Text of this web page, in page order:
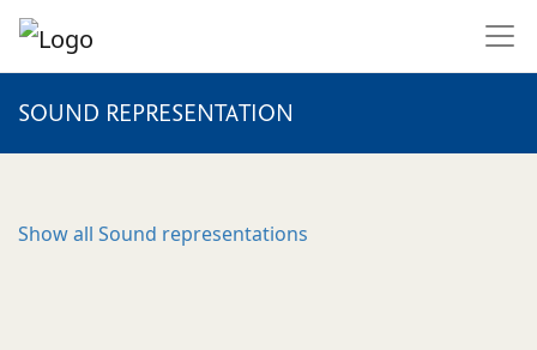
SOUND REPRESENTATION
Show all Sound representations